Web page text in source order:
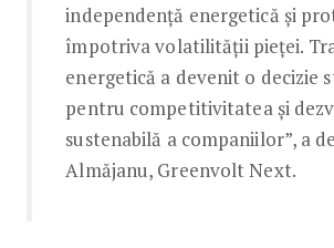
independență energetică și
împotriva volatilității pieței.
energetică a devenit o decizie
pentru competitivitatea și
sustenabilă a companiilor”, a
Almăjanu, Greenvolt Next.